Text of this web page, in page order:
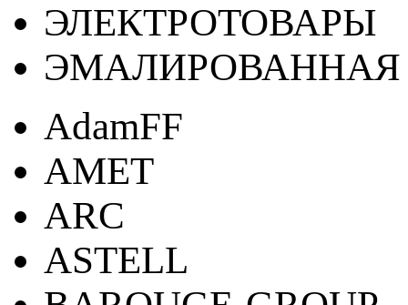
ЭЛЕКТРОТОВАРЫ
ЭМАЛИРОВАННАЯ
AdamFF
AMET
ARC
ASTELL